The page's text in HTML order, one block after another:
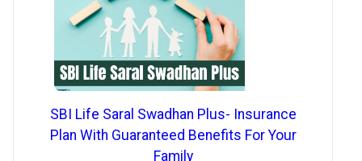
SBI Life Saral Swadhan Plus- Insurance
Plan With Guaranteed Benefits For Your
Family